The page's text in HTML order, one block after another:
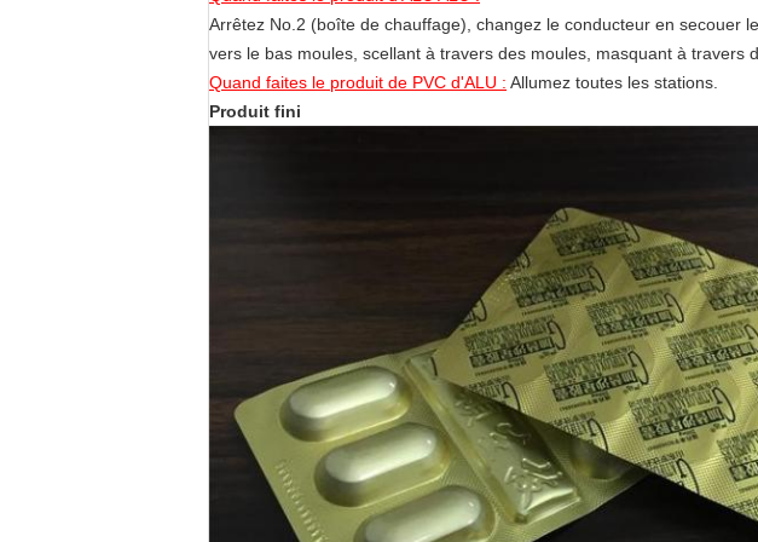
Arrêtez No.2 (boîte de chauffage), changez le conducteur en secouer
vers le bas moules, scellant à travers des moules, masquant à travers
Quand faites le produit de PVC d'ALU : Allumez toutes les stations.
Produit fini